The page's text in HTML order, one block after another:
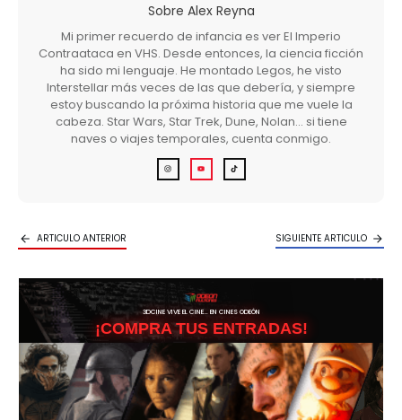
Sobre Alex Reyna
Mi primer recuerdo de infancia es ver El Imperio
Contraataca en VHS. Desde entonces, la ciencia ficción
ha sido mi lenguaje. He montado Legos, he visto
Interstellar más veces de las que debería, y siempre
estoy buscando la próxima historia que me vuele la
cabeza. Star Wars, Star Trek, Dune, Nolan… si tiene
naves o viajes temporales, cuenta conmigo.
ARTICULO ANTERIOR SIGUIENTE ARTICULO
3DCINE VIVE EL CINE… EN CINES ODEÓN
¡COMPRA TUS ENTRADAS!